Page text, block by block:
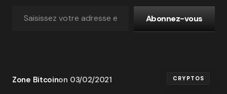
Abonnez-vous
Zone Bitcoinon 03/02/2021 CRYPTOS